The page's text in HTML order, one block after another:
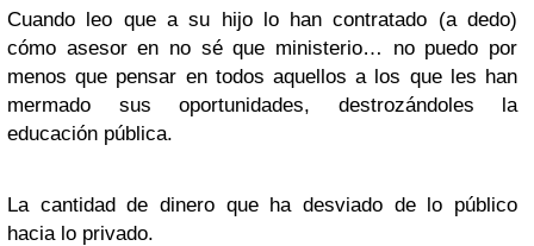
Cuando leo que a su hijo lo han contratado (a dedo)
cómo asesor en no sé que ministerio… no puedo por
menos que pensar en todos aquellos a los que les han
mermado sus oportunidades, destrozándoles la
educación pública.
La cantidad de dinero que ha desviado de lo público
hacia lo privado.